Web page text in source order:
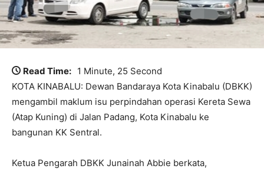
Read Time: 1 Minute, 25 Second
KOTA KINABALU: Dewan Bandaraya Kota Kinabalu (DBKK)
mengambil maklum isu perpindahan operasi Kereta Sewa
(Atap Kuning) di Jalan Padang, Kota Kinabalu ke
bangunan KK Sentral.
Ketua Pengarah DBKK Junainah Abbie berkata,